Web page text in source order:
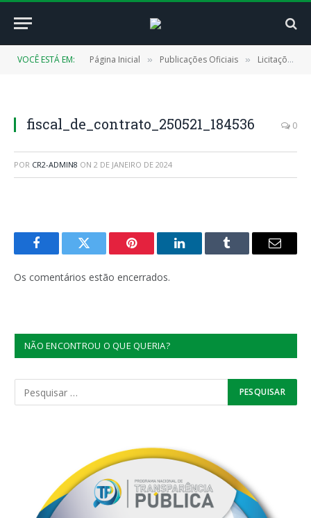
VOCÊ ESTÁ EM: Página Inicial » Publicações Oficiais » Licitações
fiscal_de_contrato_250521_184536 0
POR CR2-ADMIN8 ON 2 DE JANEIRO DE 2024
FacebookTwitter Pinterest LinkedInTumblr
E-
Os comentários estão encerrados.
NÃO ENCONTROU O QUE QUERIA?